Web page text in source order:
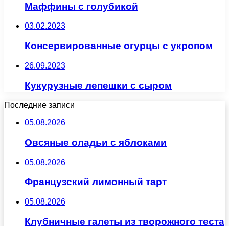
Маффины с голубикой
03.02.2023
Консервированные огурцы с укропом
26.09.2023
Кукурузные лепешки с сыром
Последние записи
05.08.2026
Овсяные оладьи с яблоками
05.08.2026
Французский лимонный тарт
05.08.2026
Клубничные галеты из творожного теста